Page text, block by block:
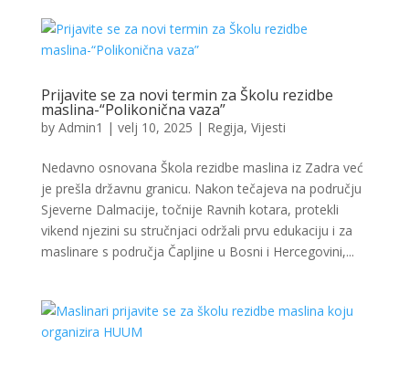
Prijavite se za novi termin za Školu rezidbe
maslina-“Polikonična vaza”
by Admin1 | velj 10, 2025 | Regija, Vijesti
Nedavno osnovana Škola rezidbe maslina iz Zadra već
je prešla državnu granicu. Nakon tečajeva na području
Sjeverne Dalmacije, točnije Ravnih kotara, protekli
vikend njezini su stručnjaci održali prvu edukaciju i za
maslinare s područja Čapljine u Bosni i Hercegovini,...